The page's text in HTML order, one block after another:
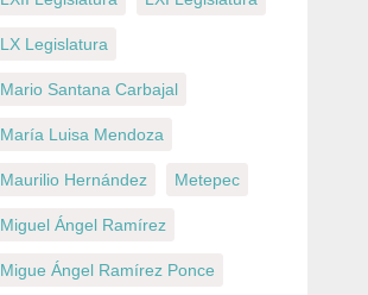
LX Legislatura
Mario Santana Carbajal
María Luisa Mendoza
Maurilio Hernández Metepec
Miguel Ángel Ramírez
Migue Ángel Ramírez Ponce